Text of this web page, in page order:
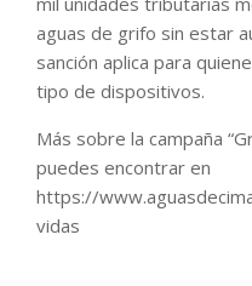
aguas de grifo sin estar
sanción aplica para
tipo de dispositivos.
Más sobre la campaña
puedes encontrar en
https://
vidas